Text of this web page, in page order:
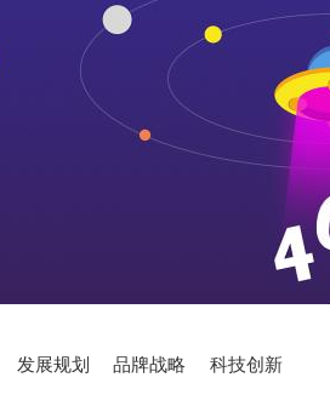
发展规划 品牌战略 科技创新